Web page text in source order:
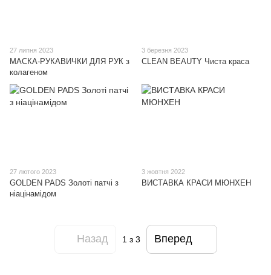
27 липня 2023
МАСКА-РУКАВИЧКИ ДЛЯ РУК з
колагеном
3 березня 2023
CLEAN BEAUTY Чиста краса
27 лютого 2023
GOLDEN PADS Золоті патчі з
ніацінамідом
3 жовтня 2022
ВИСТАВКА КРАСИ МЮНХЕН
Назад 1 з 3 Вперед